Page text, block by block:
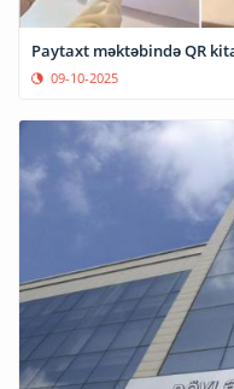
Paytaxt məktəbində QR
09-10-2025